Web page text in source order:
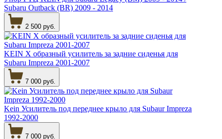
Subaru Outback (BR) 2009 - 2014
2 500 руб.
KEIN Х образный усилитель за задние сиденья для
Subaru Impreza 2001-2007
7 000 руб.
Kein Усилитель под переднее крыло для Subaur Impreza
1992-2000
7 000 руб.